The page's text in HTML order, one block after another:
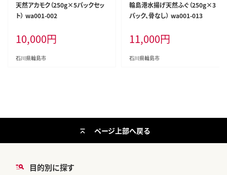
天然アカモク（250g×5パックセッ
ト） wa001-002
10,000円
石川県輪島市
輪島港水揚げ天然ふぐ（250g×3
パック、骨なし） wa001-013
11,000円
石川県輪島市
目的別に探す
ページ上部へ戻る